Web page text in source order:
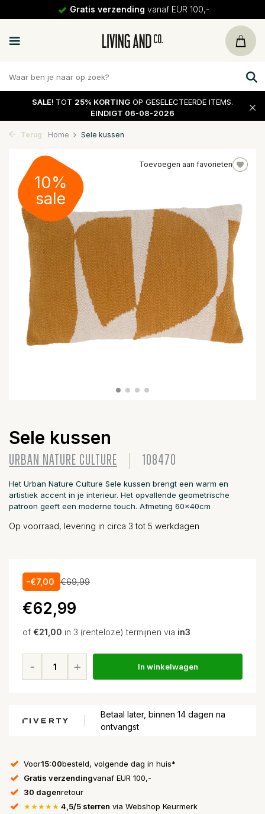
Gratis verzending vanaf EUR 100,-
SALE! TOT 25% KORTING OP GESELECTEERDE ITEMS.
EINDIGT 06-08-2026
Terug Home Sele kussen
Toevoegen aan favorieten
10%
sale
Sele kussen
URBAN NATURE CULTURE 108470
Het Urban Nature Culture Sele kussen brengt een warm en
artistiek accent in je interieur. Het opvallende geometrische
patroon geeft een moderne touch. Afmeting 60x40cm
Op voorraad, levering in circa 3 tot 5 werkdagen
-€7,00 €69,99
€62,99
of €21,00 in 3 (renteloze) termijnen via in3
In winkelwagen
Betaal later, binnen 14 dagen na
ontvangst
Voor15:00besteld, volgende dag in huis*
Gratis verzendingvanaf EUR 100,-
30 dagenretour
★★★★★ 4,5/5 sterren via Webshop Keurmerk